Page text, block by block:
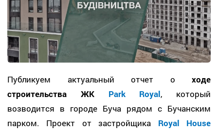
Публикуем актуальный отчет о ходе
строительства ЖК Park Royal, который
возводится в городе Буча рядом с Бучанским
парком. Проект от застройщика Royal House